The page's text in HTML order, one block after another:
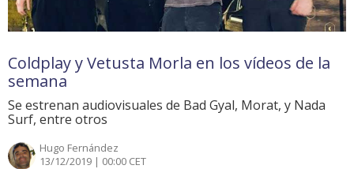
Coldplay y Vetusta Morla en los vídeos de la
semana
Se estrenan audiovisuales de Bad Gyal, Morat, y Nada
Surf, entre otros
Hugo Fernández
13/12/2019 | 00:00 CET